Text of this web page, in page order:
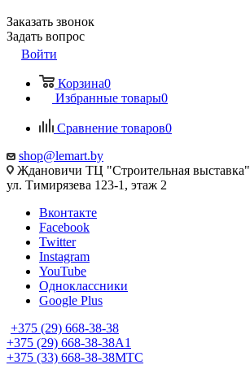
Заказать звонок
Задать вопрос
Войти
Корзина0
Избранные товары0
Сравнение товаров0
shop@lemart.by
Ждановичи ТЦ "Строительная выставка"
ул. Тимирязева 123-1, этаж 2
Вконтакте
Facebook
Twitter
Instagram
YouTube
Одноклассники
Google Plus
+375 (29) 668-38-38
+375 (29) 668-38-38A1
+375 (33) 668-38-38МТС